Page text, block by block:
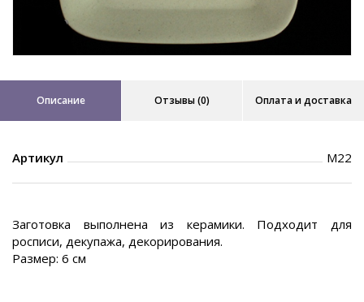
Описание Отзывы (0) Оплата и доставка
Артикул М22
Заготовка выполнена из керамики. Подходит для
росписи, декупажа, декорирования.
Размер: 6 см